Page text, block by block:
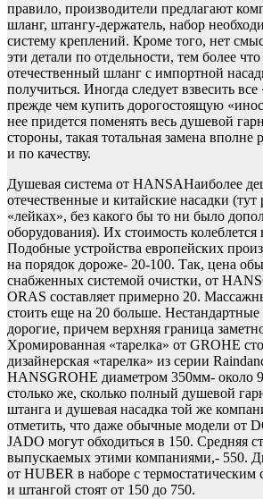
правило, производители предлагают
шланг, штангу-держатель, набор
систему креплений. Кроме того, нет
эти детали по отдельности, тем более
отечественный шланг с импортной
получиться. Иногда следует взвесить
прежде чем купить дорогостоящую
нее придется поменять весь душевой
стороны, такая тотальная замена вполне
и по качеству.
Душевая система от HANSAНаиболее
отечественные и китайские насадки (тут
«лейках», без какого бы то ни было
оборудования). Их стоимость колеблется
Подобные устройства европейских
на порядок дороже- 20-100. Так, цена
снабженных системой очистки, от
ORAS составляет примерно 20.
стоить еще на 20 больше.
дорогие, причем верхняя граница
Хромированная «тарелка» от GROHE
дизайнерская «тарелка» из серии
HANSGROHE диаметром 350мм- около
столько же, сколько полный душевой
штанга и душевая насадка той же
отметить, что даже обычные модели от
JADO могут обходиться в 150. Средняя
выпускаемых этими компаниями,- 550.
от HUBER в наборе с термостатическим
и штангой стоят от 150 до 750.